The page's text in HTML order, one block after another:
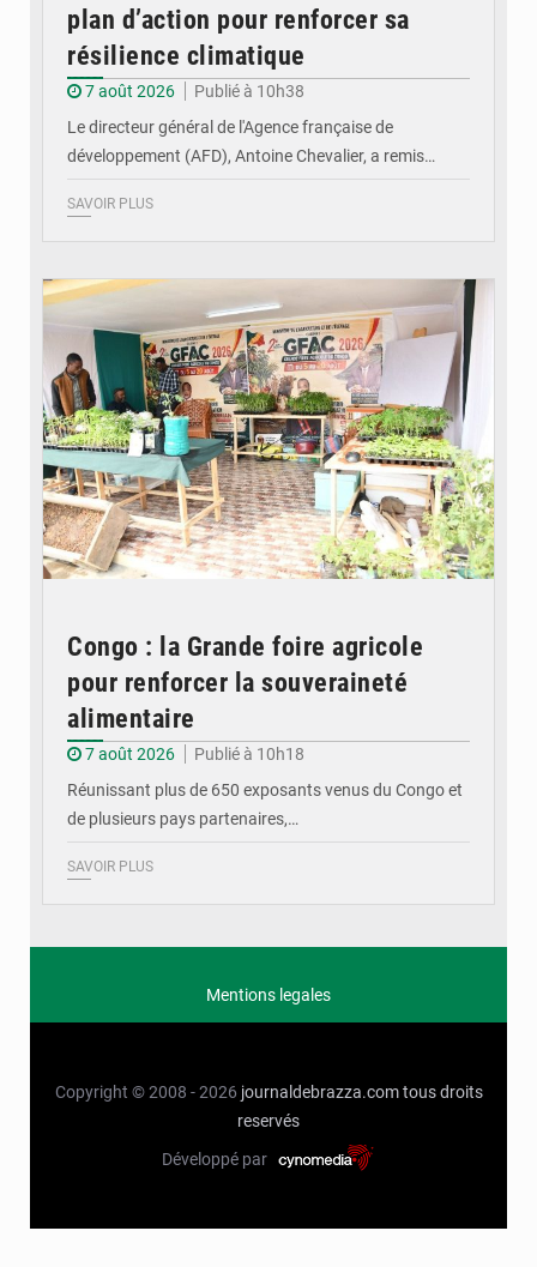
plan d’action pour renforcer sa
résilience climatique
7 août 2026
Publié à 10h38
Le directeur général de l'Agence française de
développement (AFD), Antoine Chevalier, a remis…
SAVOIR PLUS
Congo : la Grande foire agricole
pour renforcer la souveraineté
alimentaire
7 août 2026
Publié à 10h18
Réunissant plus de 650 exposants venus du Congo et
de plusieurs pays partenaires,…
SAVOIR PLUS
Mentions legales
Copyright © 2008 - 2026 journaldebrazza.com tous droits
reservés
Développé par